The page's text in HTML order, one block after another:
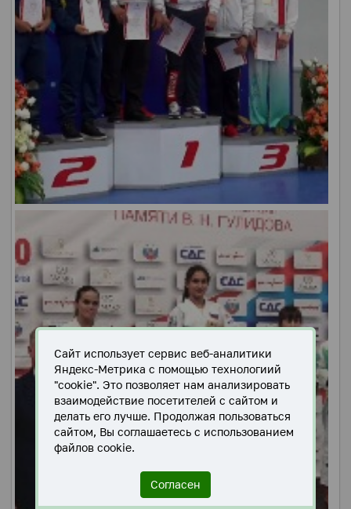
Сайт использует сервис веб-аналитики
Яндекс-Метрика с помощью технологиий
"cookie". Это позволяет нам анализировать
взаимодействие посетителей с сайтом и
делать его лучше. Продолжая пользоваться
сайтом, Вы соглашаетесь с использованием
файлов cookie.
Согласен